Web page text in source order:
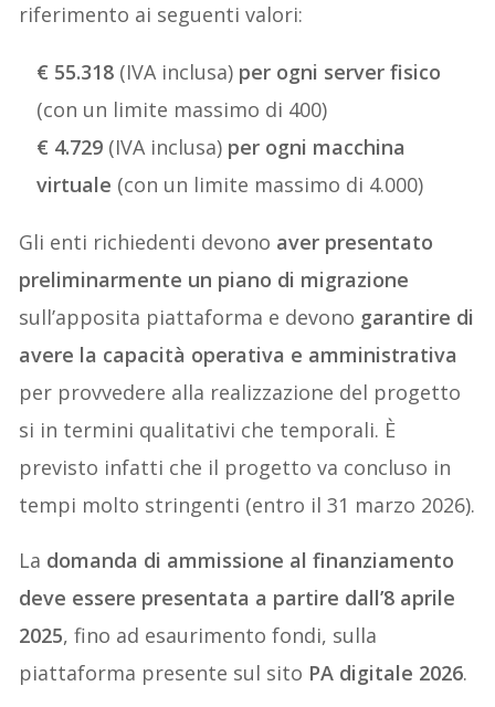
riferimento ai seguenti valori:
€ 55.318 (IVA inclusa) per ogni server fisico
(con un limite massimo di 400)
€ 4.729 (IVA inclusa) per ogni macchina
virtuale (con un limite massimo di 4.000)
Gli enti richiedenti devono aver presentato
preliminarmente un piano di migrazione
sull’apposita piattaforma e devono garantire di
avere la capacità operativa e amministrativa
per provvedere alla realizzazione del progetto
si in termini qualitativi che temporali. È
previsto infatti che il progetto va concluso in
tempi molto stringenti (entro il 31 marzo 2026).
La domanda di ammissione al finanziamento
deve essere presentata a partire dall’8 aprile
2025, fino ad esaurimento fondi, sulla
piattaforma presente sul sito PA digitale 2026.